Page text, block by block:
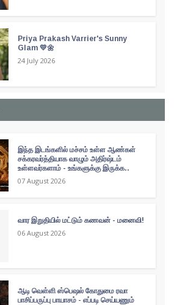
Priya Prakash Varrier's Sunny
Glam 💛🌼
24 July 2026
இந்த இடங்களில் மச்சம் உள்ள ஆண்கள்
சக்கரவர்த்தியாக வாழும் அதிர்ஷ்டம்
உள்ளவர்களாம் - உங்களுக்கு இருக்க..
07 August 2026
வார இறுதியில் மட்டும் கணவன் - மனைவி!
06 August 2026
ஆடி வெள்ளி ஸ்பெஷல் கோதுமை ரவா
பாசிப்பருப்பு பாயாசம் - எப்படி செய்யணும்